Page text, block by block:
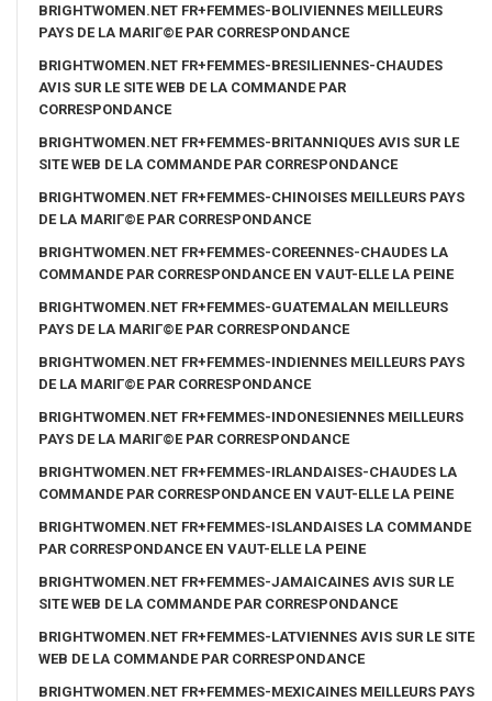
BRIGHTWOMEN.NET FR+FEMMES-BOLIVIENNES MEILLEURS
PAYS DE LA MARIГ©E PAR CORRESPONDANCE
BRIGHTWOMEN.NET FR+FEMMES-BRESILIENNES-CHAUDES
AVIS SUR LE SITE WEB DE LA COMMANDE PAR
CORRESPONDANCE
BRIGHTWOMEN.NET FR+FEMMES-BRITANNIQUES AVIS SUR LE
SITE WEB DE LA COMMANDE PAR CORRESPONDANCE
BRIGHTWOMEN.NET FR+FEMMES-CHINOISES MEILLEURS PAYS
DE LA MARIГ©E PAR CORRESPONDANCE
BRIGHTWOMEN.NET FR+FEMMES-COREENNES-CHAUDES LA
COMMANDE PAR CORRESPONDANCE EN VAUT-ELLE LA PEINE
BRIGHTWOMEN.NET FR+FEMMES-GUATEMALAN MEILLEURS
PAYS DE LA MARIГ©E PAR CORRESPONDANCE
BRIGHTWOMEN.NET FR+FEMMES-INDIENNES MEILLEURS PAYS
DE LA MARIГ©E PAR CORRESPONDANCE
BRIGHTWOMEN.NET FR+FEMMES-INDONESIENNES MEILLEURS
PAYS DE LA MARIГ©E PAR CORRESPONDANCE
BRIGHTWOMEN.NET FR+FEMMES-IRLANDAISES-CHAUDES LA
COMMANDE PAR CORRESPONDANCE EN VAUT-ELLE LA PEINE
BRIGHTWOMEN.NET FR+FEMMES-ISLANDAISES LA COMMANDE
PAR CORRESPONDANCE EN VAUT-ELLE LA PEINE
BRIGHTWOMEN.NET FR+FEMMES-JAMAICAINES AVIS SUR LE
SITE WEB DE LA COMMANDE PAR CORRESPONDANCE
BRIGHTWOMEN.NET FR+FEMMES-LATVIENNES AVIS SUR LE SITE
WEB DE LA COMMANDE PAR CORRESPONDANCE
BRIGHTWOMEN.NET FR+FEMMES-MEXICAINES MEILLEURS PAYS